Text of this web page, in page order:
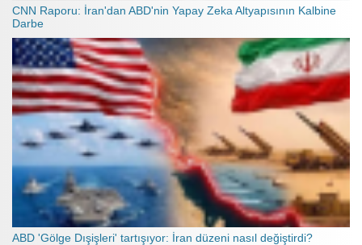
CNN Raporu: İran'dan ABD'nin Yapay Zeka Altyapısının Kalbine
Darbe
ABD 'Gölge Dışişleri' tartışıyor: İran düzeni nasıl değiştirdi?